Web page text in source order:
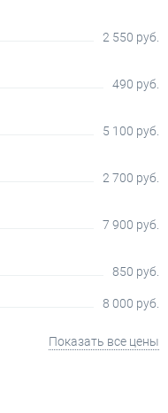
2 550 руб.
490 руб.
5 100 руб.
2 700 руб.
7 900 руб.
850 руб.
8 000 руб.
Показать все цены